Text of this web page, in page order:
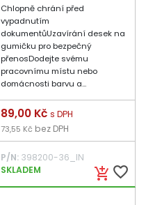
Chlopně chrání před
vypadnutím
dokumentůUzavírání desek na
gumičku pro bezpečný
přenosDodejte svému
pracovnímu místu nebo
domácnosti barvu a...
add_shopping_cart favorite_border
Cena
89,00 Kč s DPH
73,55 Kč bez DPH
P/N:398200-36_IN
SKLADEM